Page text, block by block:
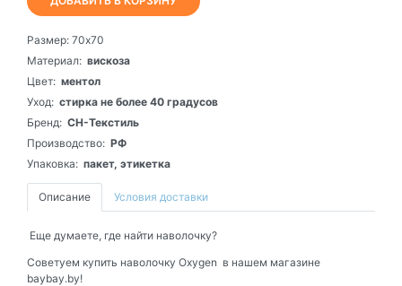
Размер: 70х70
Материал: вискоза
Цвет: ментол
Уход: стирка не более 40 градусов
Бренд: СН-Текстиль
Производство: РФ
Упаковка: пакет, этикетка
Описание Условия доставки
Еще думаете, где найти наволочку?
Советуем купить наволочку Oxygen в нашем магазине
baybay.by!